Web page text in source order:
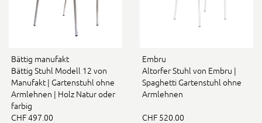
Bättig manufakt
Bättig Stuhl Modell 12 von
Manufakt | Gartenstuhl ohne
Armlehnen | Holz Natur oder
farbig
CHF 497.00
Embru
Altorfer Stuhl von Embru |
Spaghetti Gartenstuhl ohne
Armlehnen
CHF 520.00